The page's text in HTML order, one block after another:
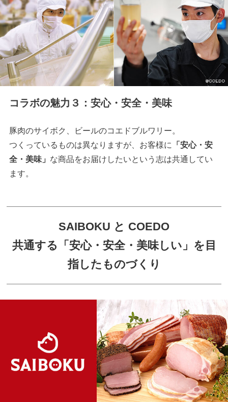
コラボの魅力３：安心・安全・美味
豚肉のサイボク、ビールのコエドブルワリー。
つくっているものは異なりますが、お客様に
「安心・安
全・美味」 な商品をお届けしたいという志は共通してい
ます。
SAIBOKU と COEDO
共通する「安心・安全・美味しい」を目
指したものづくり